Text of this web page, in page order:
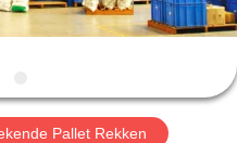
Pallet Rekken